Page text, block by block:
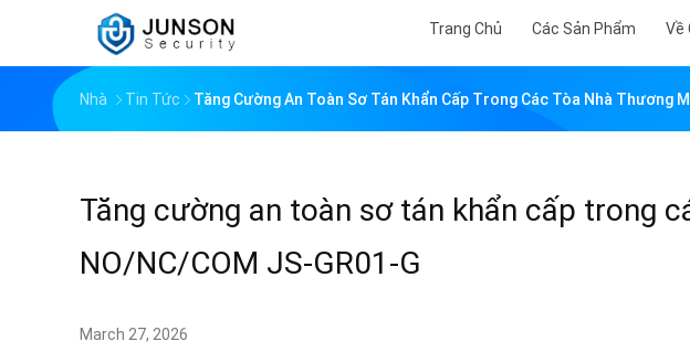
Trang Chủ Các Sản Phẩm Về
Nhà Tin Tức Tăng Cường An Toàn Sơ Tán Khẩn Cấp Trong Các Tòa Nhà Thương
Tăng cường an toàn sơ tán khẩn cấp trong
NO/NC/COM JS-GR01-G
March 27, 2026